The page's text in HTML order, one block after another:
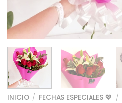
INICIO / FECHAS ESPECIALES 💖 /